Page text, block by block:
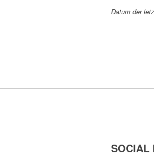
Datum der
SOCIAL